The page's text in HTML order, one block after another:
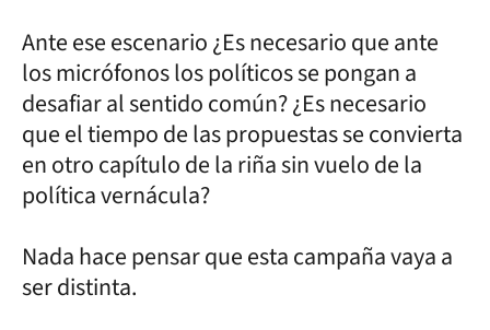
Ante ese escenario ¿Es necesario que ante
los micrófonos los políticos se pongan a
desafiar al sentido común? ¿Es necesario
que el tiempo de las propuestas se convierta
en otro capítulo de la riña sin vuelo de la
política vernácula?
Nada hace pensar que esta campaña vaya a
ser distinta.